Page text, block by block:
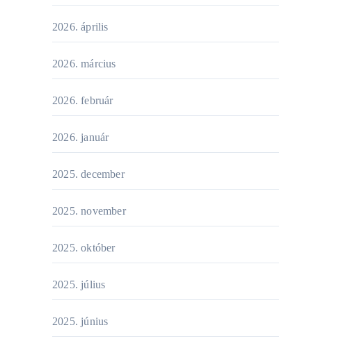
2026. április
2026. március
2026. február
2026. január
2025. december
2025. november
2025. október
2025. július
2025. június